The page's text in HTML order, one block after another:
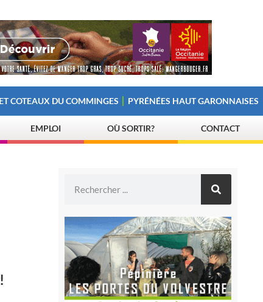
COTEAUX DU COMMINGES PYRÉNÉES HAUT GARONNAISES
EMPLOI OÙ SORTIR? CONTACT